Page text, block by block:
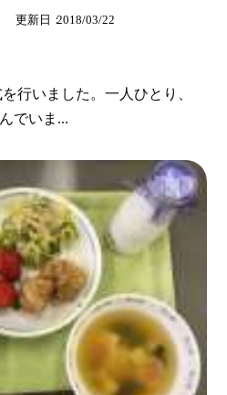
更新日 2018/03/22
行いました。一人ひとり、
でいま...